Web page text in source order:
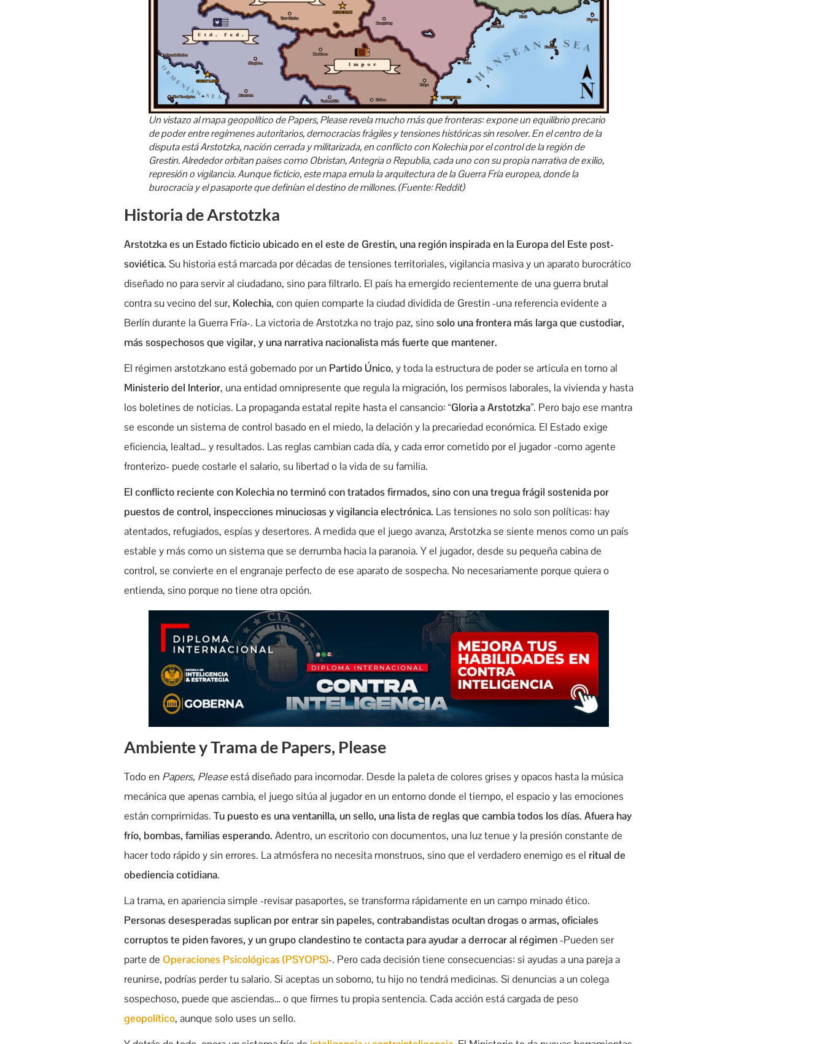
Un vistazo al mapa geopolítico dePapers, Pleaserevela mucho más que fronteras: expone un equilibrio precario
de poder entre regímenes autoritarios, democracias frágiles y tensiones históricas sin resolver. En el centro de la
disputa está Arstotzka, nación cerrada y militarizada, en conflicto con Kolechia por el control de la región de
Grestin. Alrededor orbitan países como Obristan, Antegria o Republia, cada uno con su propia narrativa de exilio,
represión o vigilancia. Aunque ficticio, este mapa emula la arquitectura de la Guerra Fría europea, donde la
burocracia y el pasaporte que definían el destino de millones. (Fuente: Reddit)
Historia de Arstotzka
Arstotzka es un Estado ficticio ubicado en el este de Grestin, una región inspirada en la Europa del Este post-
soviética. Su historia está marcada por décadas de tensiones territoriales, vigilancia masiva y un aparato burocrático
diseñado no para servir al ciudadano, sino para filtrarlo. El país ha emergido recientemente de una guerra brutal
contra su vecino del sur, Kolechia, con quien comparte la ciudad dividida de Grestin -una referencia evidente a
Berlín durante la Guerra Fría-. La victoria de Arstotzka no trajo paz, sinosolo una frontera más larga que custodiar,
más sospechosos que vigilar, y una narrativa nacionalista más fuerte que mantener.
El régimen arstotzkano está gobernado por un Partido Único, y toda la estructura de poder se articula en torno al
Ministerio del Interior, una entidad omnipresente que regula la migración, los permisos laborales, la vivienda y hasta
los boletines de noticias. La propaganda estatal repite hasta el cansancio: “Gloria a Arstotzka”. Pero bajo ese mantra
se esconde un sistema de control basado en el miedo, la delación y la precariedad económica. El Estado exige
eficiencia, lealtad… y resultados. Las reglas cambian cada día, y cada error cometido por el jugador -como agente
fronterizo- puede costarle el salario, su libertad o la vida de su familia.
El conflicto reciente con Kolechia no terminó con tratados firmados, sino con una tregua frágil sostenida por
puestos de control, inspecciones minuciosas y vigilancia electrónica. Las tensiones no solo son políticas: hay
atentados, refugiados, espías y desertores. A medida que el juego avanza, Arstotzka se siente menos como un país
estable y más como un sistema que se derrumba hacia la paranoia. Y el jugador, desde su pequeña cabina de
control, se convierte en el engranaje perfecto de ese aparato de sospecha. No necesariamente porque quiera o
entienda, sino porque no tiene otra opción.
Ambiente y Trama de Papers, Please
Todo en Papers, Pleaseestá diseñado para incomodar. Desde la paleta de colores grises y opacos hasta la música
mecánica que apenas cambia, el juego sitúa al jugador en un entorno donde el tiempo, el espacio y las emociones
están comprimidas. Tu puesto es una ventanilla, un sello, una lista de reglas que cambia todos los días. Afuera hay
frío, bombas, familias esperando. Adentro, un escritorio con documentos, una luz tenue y la presión constante de
hacer todo rápido y sin errores. La atmósfera no necesita monstruos, sino que el verdadero enemigo es el ritual de
obediencia cotidiana.
La trama, en apariencia simple -revisar pasaportes, se transforma rápidamente en un campo minado ético.
Personas desesperadas suplican por entrar sin papeles, contrabandistas ocultan drogas o armas, oficiales
corruptos te piden favores, y un grupo clandestino te contacta para ayudar a derrocar al régimen-Pueden ser
parte de Operaciones Psicológicas (PSYOPS)-. Pero cada decisión tiene consecuencias: si ayudas a una pareja a
reunirse, podrías perder tu salario. Si aceptas un soborno, tu hijo no tendrá medicinas. Si denuncias a un colega
sospechoso, puede que asciendas… o que firmes tu propia sentencia. Cada acción está cargada de peso
geopolítico, aunque solo uses un sello.